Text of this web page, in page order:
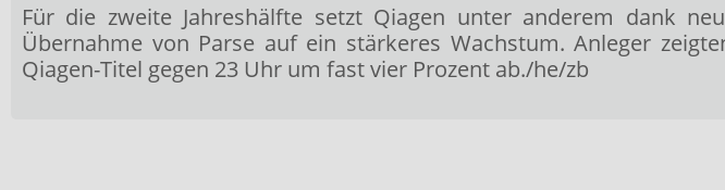
Für die zweite Jahreshälfte setzt Qiagen unter anderem dank
Übernahme von Parse auf ein stärkeres Wachstum. Anleger
Qiagen-Titel gegen 23 Uhr um fast vier Prozent ab./he/zb